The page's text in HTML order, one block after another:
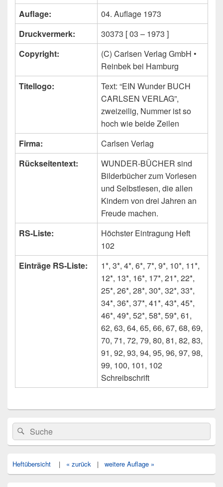
Auflage:
04. Auflage 1973
Druckvermerk:
30373 [ 03 – 1973 ]
Copyright:
(C) Carlsen Verlag GmbH •
Reinbek bei Hamburg
Titellogo:
Text: “EIN Wunder BUCH
CARLSEN VERLAG”,
zweizeilig, Nummer ist so
hoch wie beide Zeilen
Firma:
Carlsen Verlag
Rückseitentext:
WUNDER-BÜCHER sind
Bilderbücher zum Vorlesen
und Selbstlesen, die allen
Kindern von drei Jahren an
Freude machen.
RS-Liste:
Höchster Eintragung Heft
102
Einträge RS-Liste:
1*, 3*, 4*, 6*, 7*, 9*, 10*, 11*,
12*, 13*, 16*, 17*, 21*, 22*,
25*, 26*, 28*, 30*, 32*, 33*,
34*, 36*, 37*, 41*, 43*, 45*,
46*, 49*, 52*, 58*, 59*, 61,
62, 63, 64, 65, 66, 67, 68, 69,
70, 71, 72, 79, 80, 81, 82, 83,
91, 92, 93, 94, 95, 96, 97, 98,
99, 100, 101, 102
Schreibschrift
Primärer
Seitenleisten
Widget-
Bereich
Search
for:
Suche
Heftübersicht | « zurück | weitere Auflage »